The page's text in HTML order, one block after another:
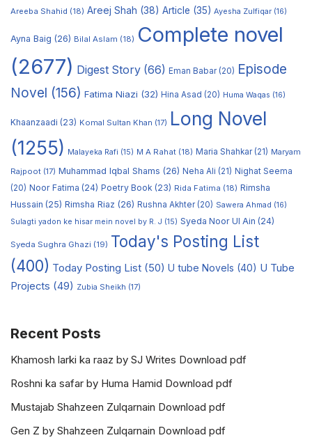
Areeba Shahid (18) Areej Shah (38) Article (35) Ayesha Zulfiqar (16)
Ayna Baig (26) Bilal Aslam (18) Complete novel
(2677) Digest Story (66) Eman Babar(20) Episode
Novel (156) Fatima Niazi (32) Hina Asad (20) Huma Waqas (16)
Khaanzaadi (23) Komal Sultan Khan (17) Long Novel
(1255) Malayeka Rafi (15) M A Rahat (18) Maria Shahkar(21) Maryam
Rajpoot (17) Muhammad Iqbal Shams (26) Neha Ali (21) Nighat Seema
(20) Noor Fatima (24) Poetry Book (23) Rida Fatima (18) Rimsha
Hussain (25) Rimsha Riaz (26) Rushna Akhter(20) Sawera Ahmad (16)
Sulagti yadon ke hisar mein novel by R. J (15) Syeda Noor Ul Ain (24)
Syeda Sughra Ghazi (19) Today's Posting List
(400) Today Posting List (50) U tube Novels (40) U Tube
Projects (49) Zubia Sheikh (17)
Recent Posts
Khamosh larki ka raaz by SJ Writes Download pdf
Roshni ka safar by Huma Hamid Download pdf
Mustajab Shahzeen Zulqarnain Download pdf
Gen Z by Shahzeen Zulqarnain Download pdf